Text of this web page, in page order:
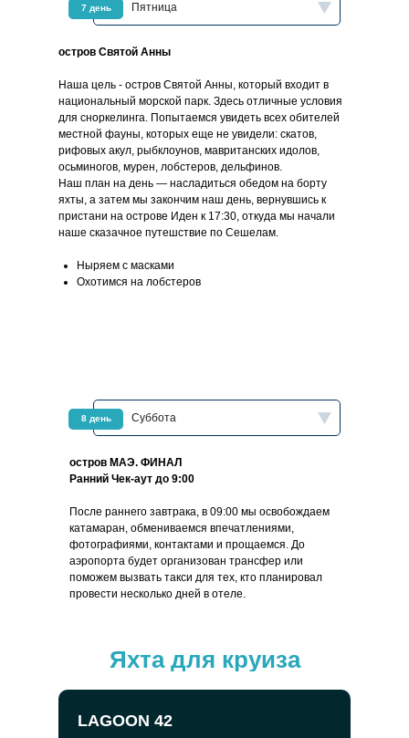
7 день Пятница
остров Святой Анны
Наша цель - остров Святой Анны, который входит в
национальный морской парк. Здесь отличные условия
для сноркелинга. Попытаемся увидеть всех обителей
местной фауны, которых еще не увидели: скатов,
рифовых акул, рыбклоунов, мавританских идолов,
осьминогов, мурен, лобстеров, дельфинов.
Наш план на день — насладиться обедом на борту
яхты, а затем мы закончим наш день, вернувшись к
пристани на острове Иден к 17:30, откуда мы начали
наше сказачное путешствие по Сешелам.
Ныряем с масками
Охотимся на лобстеров
8 день Суббота
остров МАЭ. ФИНАЛ
Ранний Чек-аут до 9:00
После раннего завтрака, в 09:00 мы освобождаем
катамаран, обмениваемся впечатлениями,
фотографиями, контактами и прощаемся. До
аэропорта будет организован трансфер или
поможем вызвать такси для тех, кто планировал
провести несколько дней в отеле.
Яхта для круиза
LAGOON 42